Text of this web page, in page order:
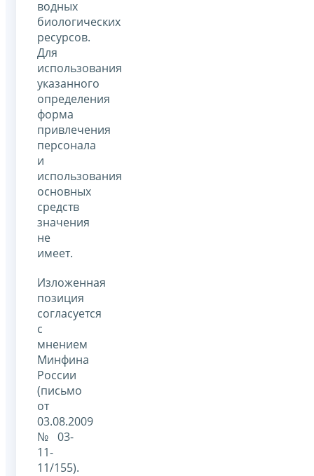
водных
биологических
ресурсов.
Для
использования
указанного
определения
форма
привлечения
персонала
и
использования
основных
средств
значения
не
имеет.
Изложенная
позиция
согласуется
с
мнением
Минфина
России
(письмо
от
03.08.2009
№ 03-
11-
11/155).